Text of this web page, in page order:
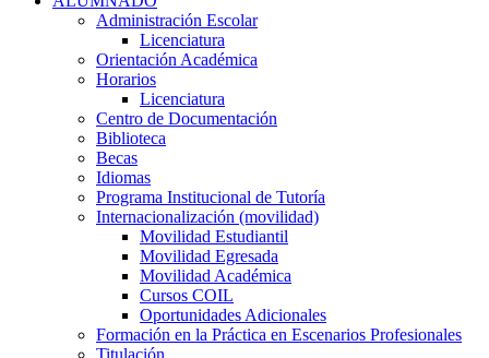
Administración Escolar
Licenciatura
Orientación Académica​
Horarios
Licenciatura
Centro de Documentación
Biblioteca
Becas
Idiomas
Programa Institucional de Tutoría
Internacionalización (movilidad)
Movilidad Estudiantil
Movilidad Egresada
Movilidad Académica
Cursos COIL
Oportunidades Adicionales
Formación en la Práctica en Escenarios Profesionales
Titulación